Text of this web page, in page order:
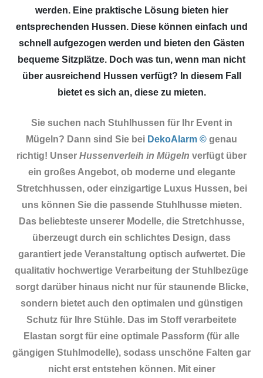
werden. Eine praktische Lösung bieten hier
entsprechenden Hussen. Diese können einfach und
schnell aufgezogen werden und bieten den Gästen
bequeme Sitzplätze. Doch was tun, wenn man nicht
über ausreichend Hussen verfügt? In diesem Fall
bietet es sich an, diese zu mieten.
Sie suchen nach Stuhlhussen für Ihr Event in
Mügeln? Dann sind Sie bei DekoAlarm © genau
richtig! Unser Hussenverleih in Mügeln verfügt über
ein großes Angebot, ob moderne und elegante
Stretchhussen, oder einzigartige Luxus Hussen, bei
uns können Sie die passende Stuhlhusse mieten.
Das beliebteste unserer Modelle, die Stretchhusse,
überzeugt durch ein schlichtes Design, dass
garantiert jede Veranstaltung optisch aufwertet. Die
qualitativ hochwertige Verarbeitung der Stuhlbezüge
sorgt darüber hinaus nicht nur für staunende Blicke,
sondern bietet auch den optimalen und günstigen
Schutz für Ihre Stühle. Das im Stoff verarbeitete
Elastan sorgt für eine optimale Passform (für alle
gängigen Stuhlmodelle), sodass unschöne Falten gar
nicht erst entstehen können. Mit einer